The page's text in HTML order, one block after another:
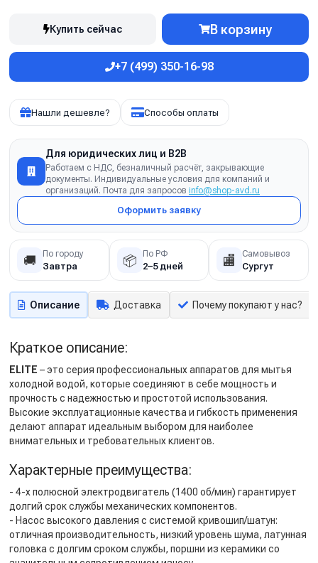
Купить сейчас В корзину
+7 (499) 350-16-98
Нашли дешевле? Способы оплаты
Для юридических лиц и B2B
Работаем с НДС, безналичный расчёт, закрывающие
документы. Индивидуальные условия для компаний и
организаций. Почта для запросов info@shop-avd.ru
Оформить заявку
🚚 По городу
Завтра 📦 По РФ
2–5 дней 🏬 Самовывоз
Сургут
Описание Доставка Почему покупают у нас?
Краткое описание:
ELITE – это серия профессиональных аппаратов для мытья
холодной водой, которые соединяют в себе мощность и
прочность с надежностью и простотой использования.
Высокие эксплуатационные качества и гибкость применения
делают аппарат идеальным выбором для наиболее
внимательных и требовательных клиентов.
Характерные преимущества:
- 4-х полюсной электродвигатель (1400 об/мин) гарантирует
долгий срок службы механических компонентов.
- Насос высокого давления с системой кривошип/шатун:
отличная производительность, низкий уровень шума, латунная
головка с долгим сроком службы, поршни из керамики со